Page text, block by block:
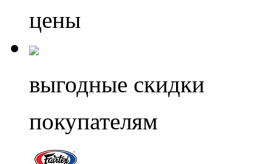
цены
выгодные скидки
покупателям